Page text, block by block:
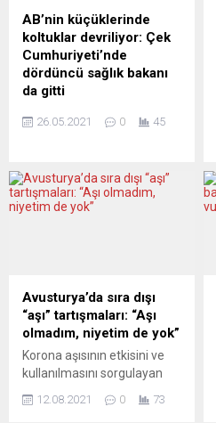
durumun çok ciddi olduğunu
söyledi. Ukrayna’nın toprak
bütünlüğüne herhangi bir
saldırının Avrupa’da...
AB’nin küçüklerinde
koltuklar devriliyor: Çek
Cumhuriyeti’nde
dördüncü sağlık bakanı
da gitti
Babis, 48 gün önce göreve
duyurdu. Babis, basına
yaptığı açıklamada, Sağlık
Cumhurbaşkanı Milos
Zeman ile görüşmediğini
belirten Babis, söz konusu
değişikliğe Zeman’ın karşı
çıkacağını düşünmediğini
söyledi. Öte yandan ülke...
26.05.2021 0 45
Avusturya’da sıra dışı
“aşı” tartışmaları: “Aşı
olmadım, niyetim de yok”
Korona aşısının etkisini ve
kullanılmasını sorgulayan
(FPÖ) Genel Başkanı Herbert
12.08.2021 0 73